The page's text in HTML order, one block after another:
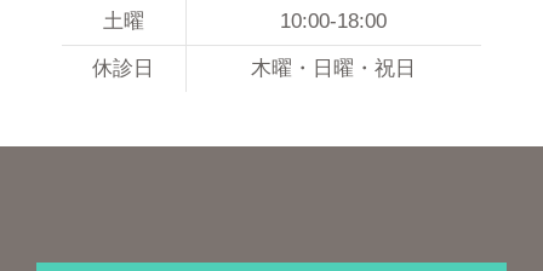
土曜 10:00-18:00
休診日 木曜・日曜・祝日